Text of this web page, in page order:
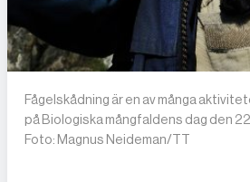
Fågelskådning är en av många
på Biologiska mångfaldens dag den 22
Foto: Magnus Neideman/TT